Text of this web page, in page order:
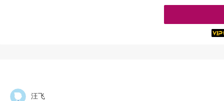
汪飞